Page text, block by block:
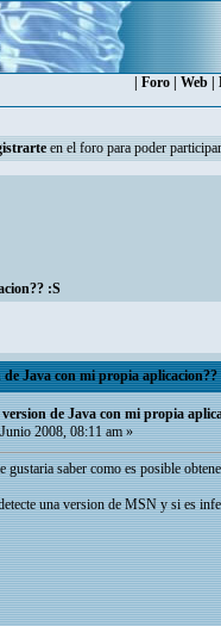
Foro Web
en el foro para poder
:S
Java con mi propia
de Java con mi propia
2008, 08:11 am »
gustaria saber como es posible
una version de MSN y si es